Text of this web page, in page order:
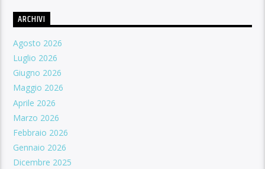
ARCHIVI
Agosto 2026
Luglio 2026
Giugno 2026
Maggio 2026
Aprile 2026
Marzo 2026
Febbraio 2026
Gennaio 2026
Dicembre 2025